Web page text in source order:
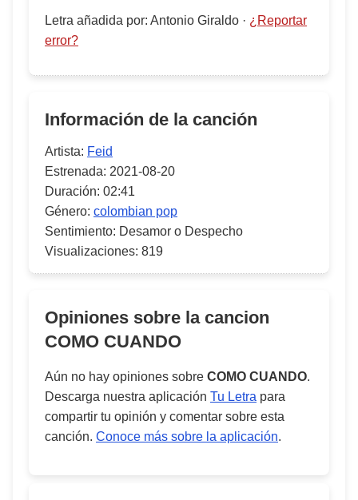
Letra añadida por: Antonio Giraldo · ¿Reportar
error?
Información de la canción
Artista: Feid
Estrenada: 2021-08-20
Duración: 02:41
Género: colombian pop
Sentimiento: Desamor o Despecho
Visualizaciones: 819
Opiniones sobre la cancion
COMO CUANDO
Aún no hay opiniones sobre COMO CUANDO.
Descarga nuestra aplicación Tu Letra para
compartir tu opinión y comentar sobre esta
canción. Conoce más sobre la aplicación.